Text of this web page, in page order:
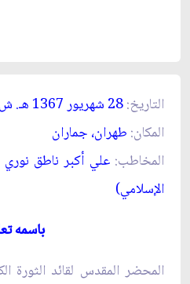
التاريخ:28 شهريور 1367 هـ. ش/ 7 صفر 1409 هـ. ق‏
المكان: طهران، جماران‏
المخاطب:علي أكبر ناطق
الإسلامي)
باسمه
المحضر المقدس لقائد الثورة